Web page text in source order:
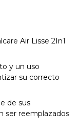
Air Lisse 2In1
y un uso
su correcto
de sus
ser reemplazados